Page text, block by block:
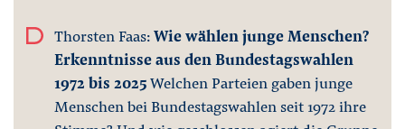
Thorsten Faas:Wie wählen junge Menschen?
Erkenntnisse aus den Bundestagswahlen
1972 bis 2025Welchen Parteien gaben junge
Menschen bei Bundestagswahlen seit 1972 ihre